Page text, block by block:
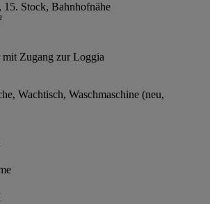
15. Stock, Bahnhofnähe
mit Zugang zur Loggia
Wachtisch, Waschmaschine (neu,